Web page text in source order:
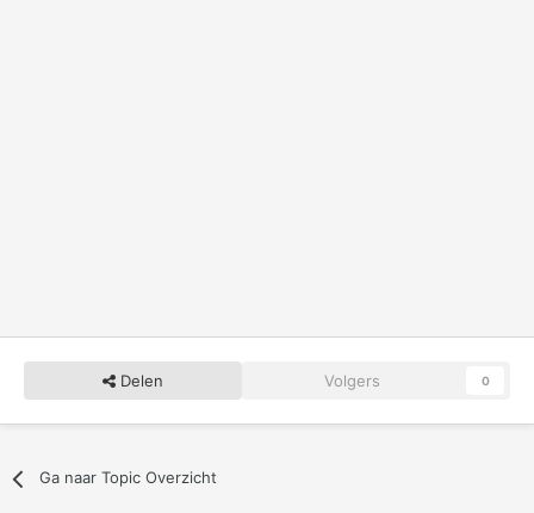
Delen Volgers 0
Ga naar Topic Overzicht